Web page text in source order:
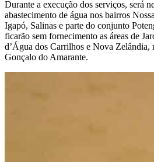
Durante a execução dos serviços, será
abastecimento de água nos bairros
Igapó, Salinas e parte do conjunto
ficarão sem fornecimento as áreas de
d’Água dos Carrilhos e Nova Zelândia,
Gonçalo do Amarante.